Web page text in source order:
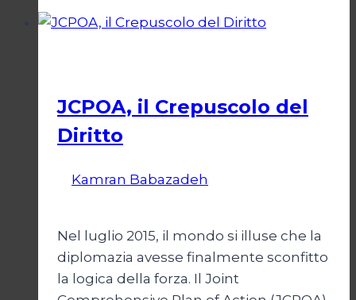
da
JCPOA, il Crepuscolo del
Diritto
Kamran Babazadeh
Nel luglio 2015, il mondo si illuse che la
diplomazia avesse finalmente sconfitto
la logica della forza. Il Joint